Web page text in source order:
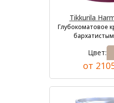
Tikkurila
Глубокоматовое
Цвет:
от